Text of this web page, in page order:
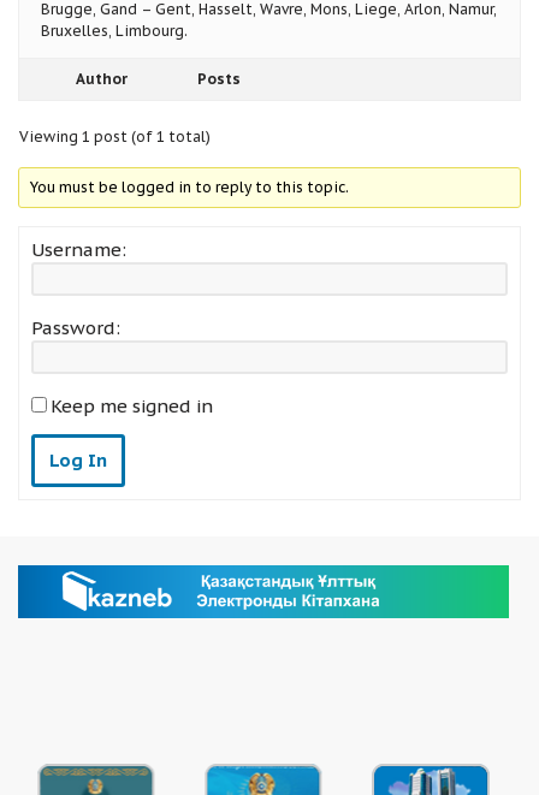
Brugge, Gand – Gent, Hasselt, Wavre, Mons, Liege, Arlon, Namur,
Bruxelles, Limbourg.
Author Posts
Viewing 1 post (of 1 total)
You must be logged in to reply to this topic.
Username:
Password:
Keep me signed in
Log In